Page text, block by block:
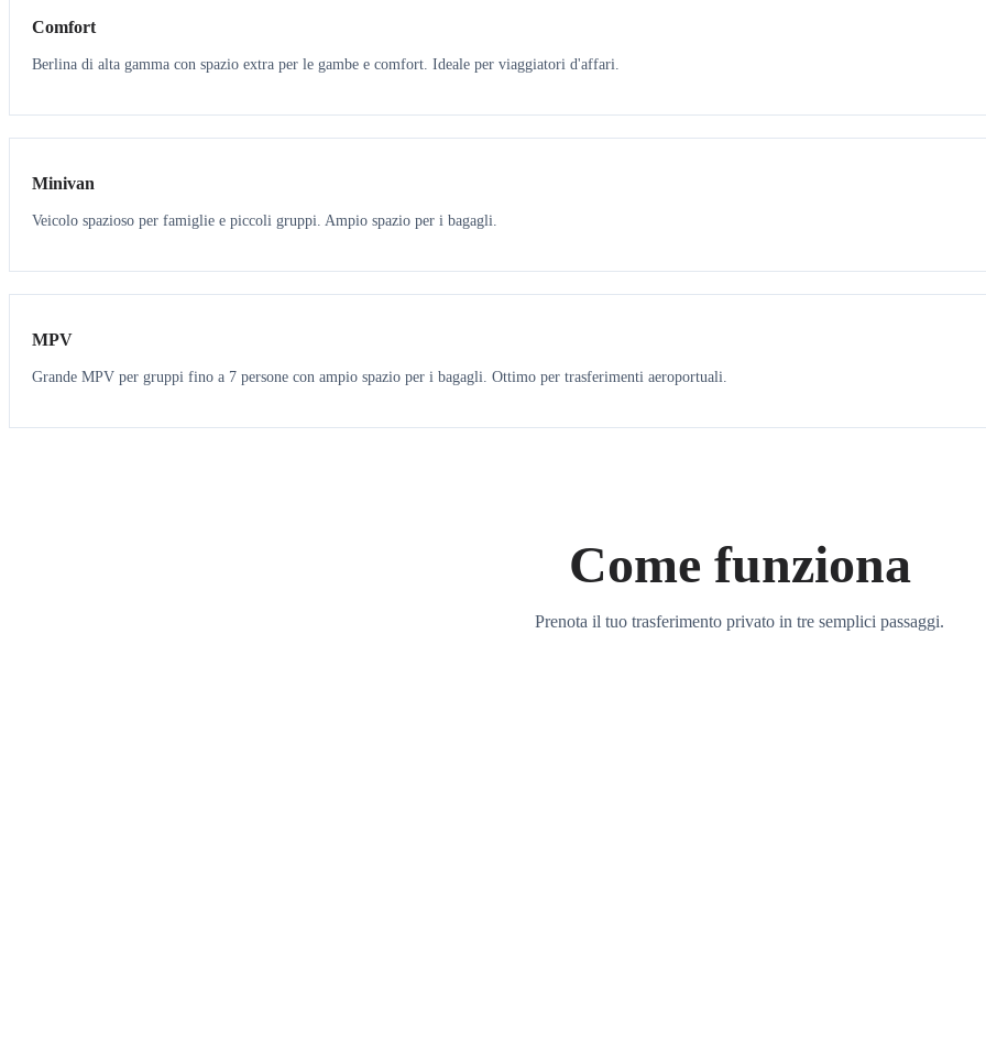
Comfort
Berlina di alta gamma con spazio extra per le gambe e comfort. Ideale per viaggiatori d'affari.
6 5
Minivan
Veicolo spazioso per famiglie e piccoli gruppi. Ampio spazio per i bagagli.
7 7
MPV
Grande MPV per gruppi fino a 7 persone con ampio spazio per i bagagli. Ottimo per trasferimenti aeroportuali.
Come funziona
Prenota il tuo trasferimento privato in tre semplici passaggi.